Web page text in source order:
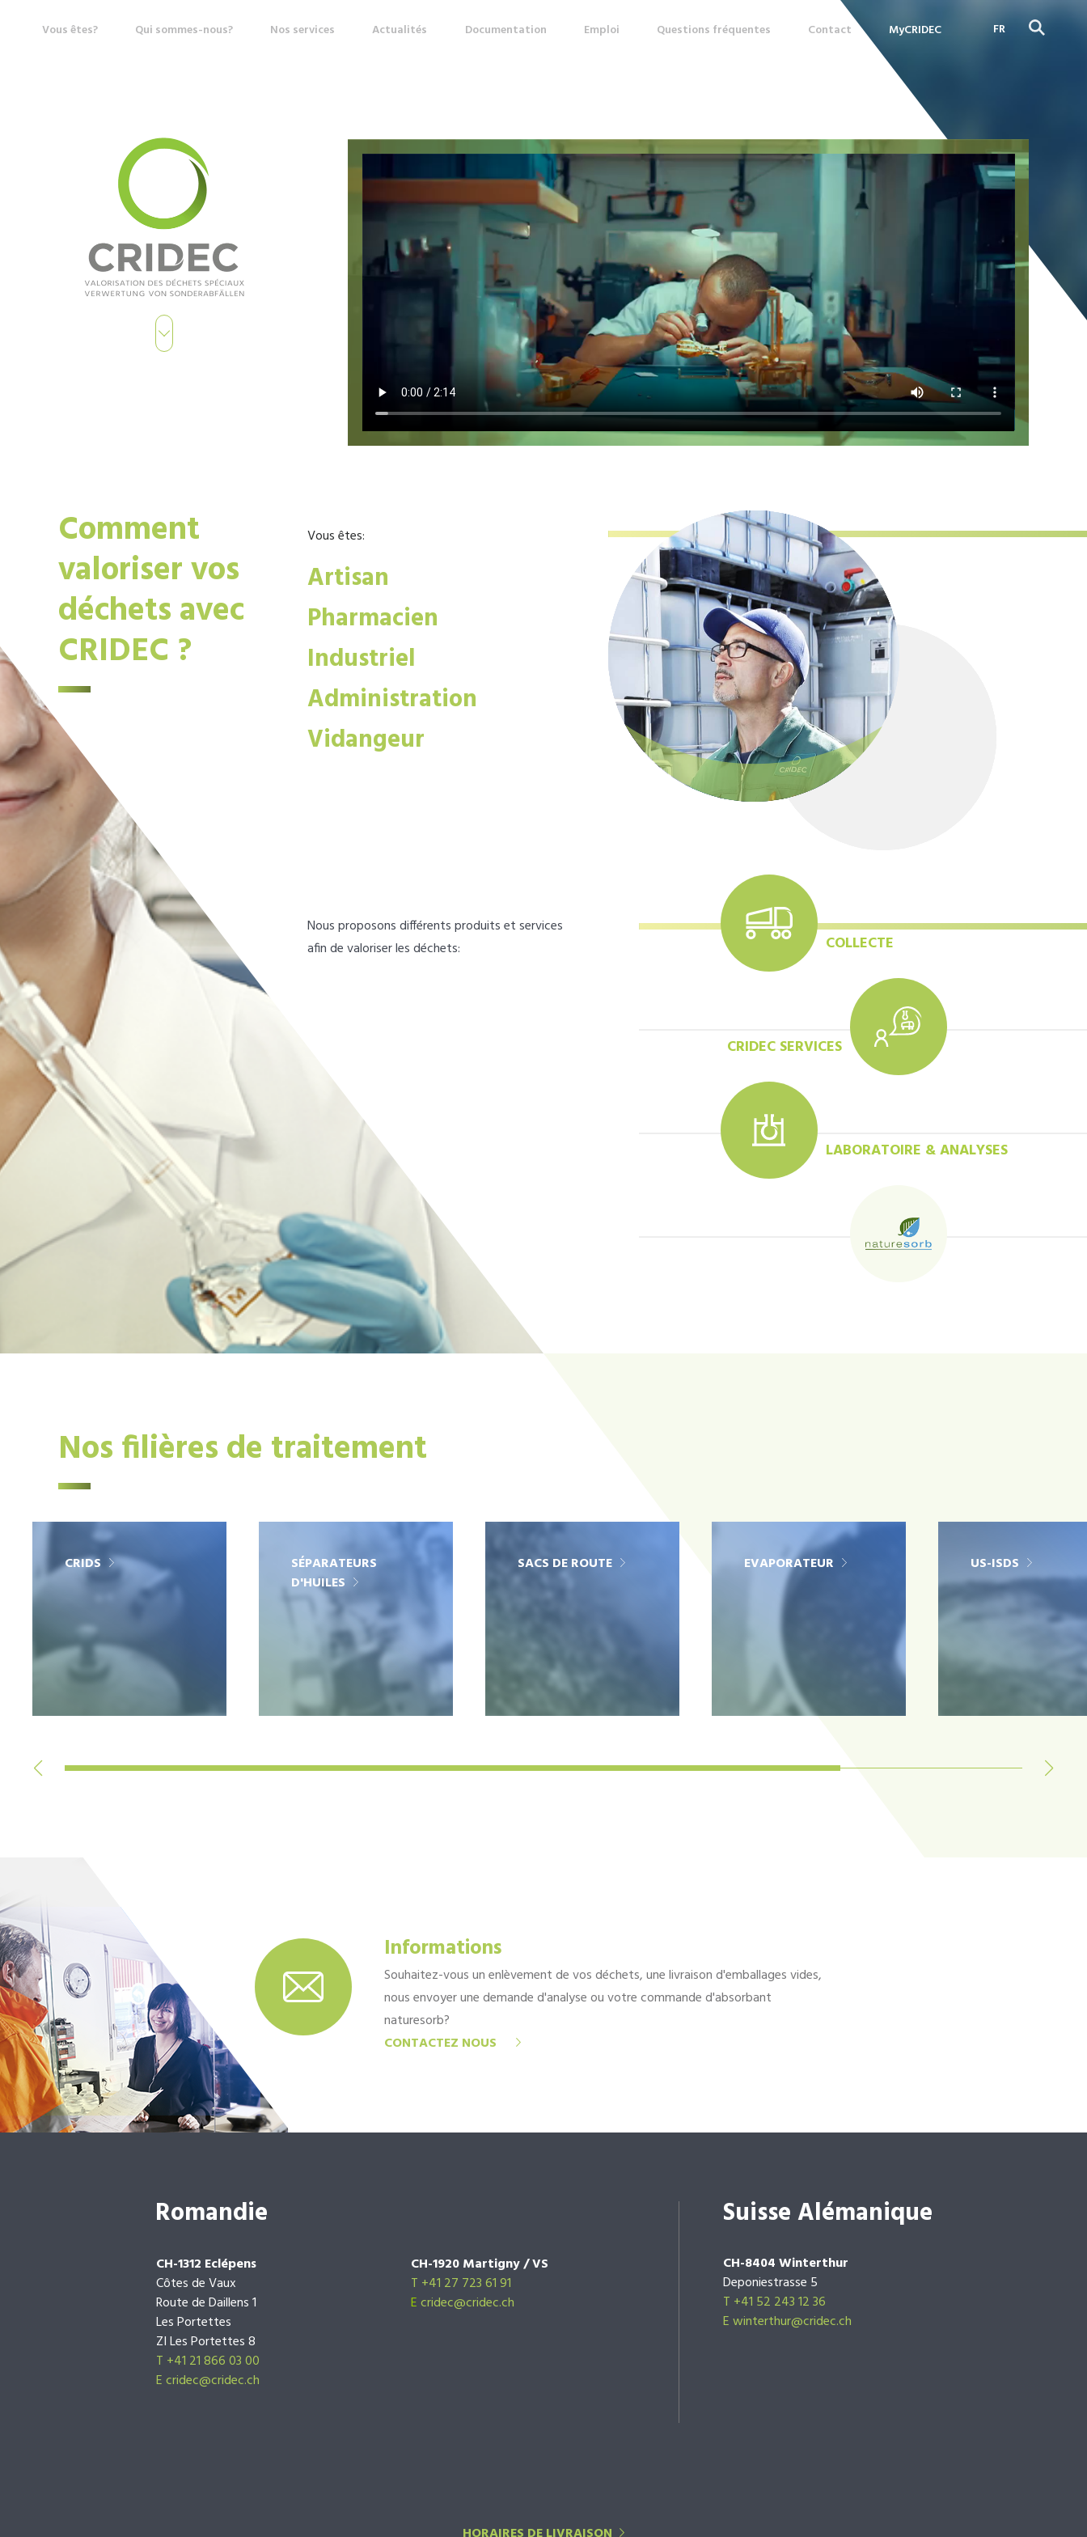
Vous êtes? Qui sommes-nous? Nos services Actualités Documentation Emploi Questions fréquentes Contact MyCRIDEC
FR
Comment
valoriser vos
déchets avec
CRIDEC ?
Vous êtes:
Artisan
Pharmacien
Industriel
Administration
Vidangeur
Nous proposons différents produits et services
afin de valoriser les déchets:
COLLECTE
CRIDEC SERVICES
LABORATOIRE & ANALYSES
Nos filières de traitement
CRIDS
SÉPARATEURS
D'HUILES
SACS DE ROUTE EVAPORATEUR US-ISDS
Informations
Souhaitez-vous un enlèvement de vos déchets, une livraison d'emballages vides,
nous envoyer une demande d'analyse ou votre commande d'absorbant
naturesorb?
CONTACTEZ NOUS
Romandie
CH-1312 Eclépens
Côtes de Vaux
Route de Daillens 1
Les Portettes
ZI Les Portettes 8
T +41 21 866 03 00
Ecridec@cridec.ch
CH-1920 Martigny / VS
T +41 27 723 61 91
Ecridec@cridec.ch
Suisse Alémanique
CH-8404 Winterthur
Deponiestrasse 5
T +41 52 243 12 36
E winterthur@cridec.ch